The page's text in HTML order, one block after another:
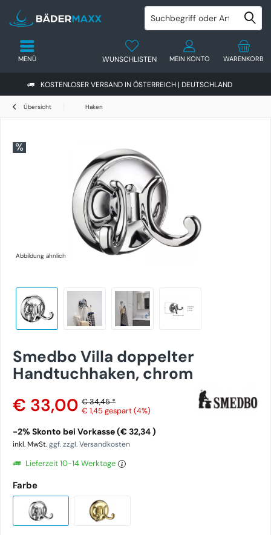
KOSTENLOSER VERSAND IN ÖSTERREICH | DEUTSCHLAND
WARENKORB
WUNSCHLISTEN MEIN KONTO
MENÜ
Übersicht Haken
Abbildung ähnlich
Smedbo Villa doppelter
Handtuchhaken, chrom
€ 33,00 € 34,45 *
€ 1,45 gespart (4%)
-2% Skonto bei Vorkasse (€ 32,34 )
inkl. MwSt.ggf. zzgl. Versandkosten
Lieferzeit 10-14 Werktage
Farbe